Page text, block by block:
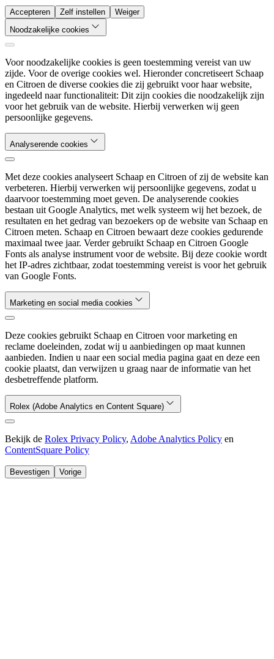
Accepteren Zelf instellen
Weiger
Noodzakelijke cookies
Voor noodzakelijke cookies is geen toestemming vereist van uw
zijde. Voor de overige cookies wel. Hieronder concretiseert Schaap
en Citroen de diverse cookies die zij gebruikt voor haar website,
ingedeeld naar functionaliteit: Dit zijn cookies die noodzakelijk zijn
voor het gebruik van de website. Hierbij verwerken wij geen
persoonlijke gegevens.
Analyserende cookies
Met deze cookies analyseert Schaap en Citroen of zij de website kan
verbeteren. Hierbij verwerken wij persoonlijke gegevens, zodat u
daarvoor toestemming moet geven. De analyserende cookies
bestaan uit Google Analytics, met welk systeem wij het bezoek, de
resultaten en het gedrag van bezoekers op de website van Schaap en
Citroen meten. Schaap en Citroen bewaart deze cookies gedurende
maximaal twee jaar. Verder gebruikt Schaap en Citroen Google
Fonts als analyse instrument voor de website. Bij deze cookie wordt
het IP-adres zichtbaar, zodat toestemming vereist is voor het gebruik
van Google Fonts.
Marketing en social media cookies
Deze cookies gebruikt Schaap en Citroen voor marketing en
reclame doeleinden, zodat wij u aanbiedingen op maat kunnen
aanbieden. Indien u naar een social media pagina gaat en deze een
cookie plaatst, dan verwijzen u graag naar de informatie van het
desbetreffende platform.
Rolex (Adobe Analytics en Content Square)
Bekijk de Rolex Privacy Policy, Adobe Analytics Policy en
ContentSquare Policy
Bevestigen Vorige